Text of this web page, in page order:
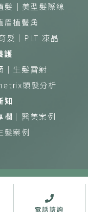
髮｜ 美型髮際線
眉植鬢角
髮｜ PLT 凍晶
護
生髮雷射
頭髮分析
知
｜ 醫美案例
髮案例
內容供人點閱。但以網
域）直接點閱者，不在
電話諮詢